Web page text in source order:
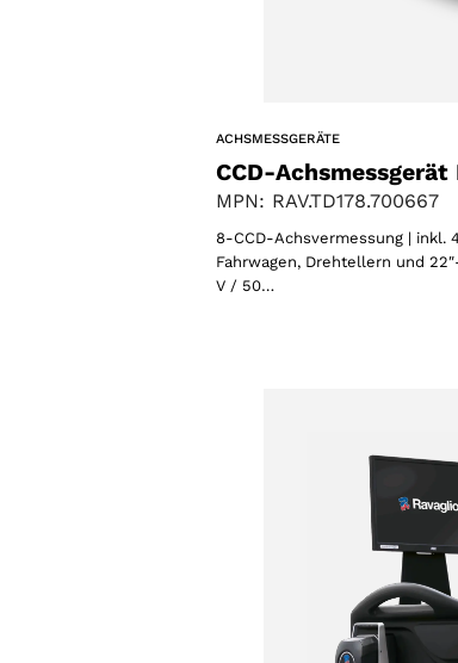
ACHSMESSGERÄTE
CCD-Achsmessgerät
MPN: RAV.TD178.700667
8-CCD-Achsvermessung | inkl.
Fahrwagen, Drehtellern und
V / 50…